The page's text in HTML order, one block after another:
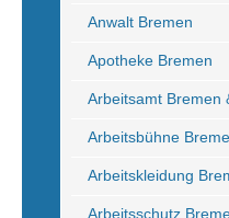
Anwalt Bremen
Apotheke Bremen
Arbeitsamt Bremen
Arbeitsbühne
Arbeitskleidung
Arbeitsschutz